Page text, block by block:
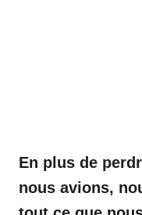
En plus de
nous avions,